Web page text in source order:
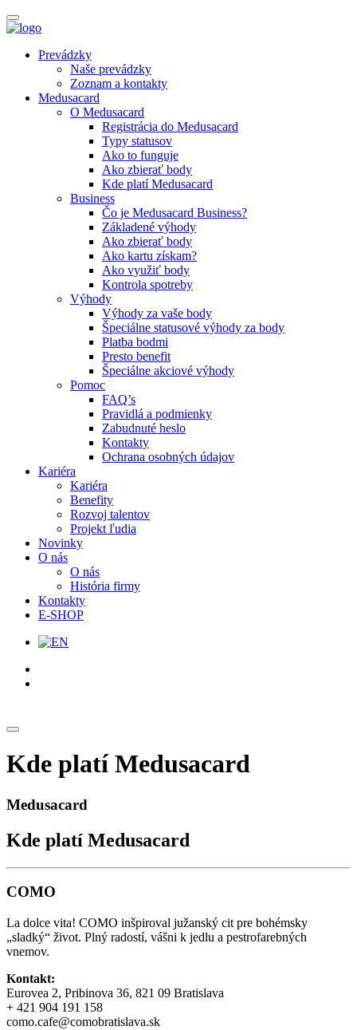
Prevádzky
Naše prevádzky
Zoznam a kontakty
Medusacard
O Medusacard
Registrácia do Medusacard
Typy statusov
Ako to funguje
Ako zbierať body
Kde platí Medusacard
Business
Čo je Medusacard Business?
Základené výhody
Ako zbierať body
Ako kartu získam?
Ako využiť body
Kontrola spotreby
Výhody
Výhody za vaše body
Špeciálne statusové výhody za body
Platba bodmi
Presto benefit
Špeciálne akciové výhody
Pomoc
FAQ’s
Pravidlá a podmienky
Zabudnuté heslo
Kontakty
Ochrana osobných údajov
Kariéra
Kariéra
Benefity
Rozvoj talentov
Projekt ľudia
Novinky
O nás
O nás
História firmy
Kontakty
E-SHOP
Kde platí Medusacard
Medusacard
Kde platí Medusacard
COMO
La dolce vita! COMO inšpiroval južanský cit pre bohémsky
„sladký“ život. Plný radostí, vášni k jedlu a pestrofarebných
vnemov.
Kontakt:
Eurovea 2, Pribinova 36, 821 09 Bratislava
+ 421 904 191 158
como.cafe@comobratislava.sk